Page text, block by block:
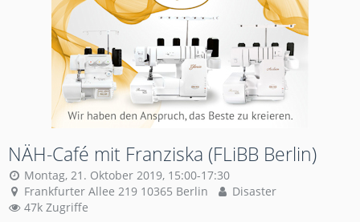
NÄH-Café mit Franziska (FLiBB Berlin)
Montag, 21. Oktober 2019, 15:00-17:30
Frankfurter Allee 219 10365 Berlin
Disaster
47k Zugriffe